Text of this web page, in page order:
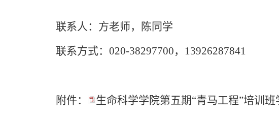
联系人：方老师， 陈同学
联系方式：020-38297700，13926287841
附件： 生命科学学院第五期“青马工程”培训